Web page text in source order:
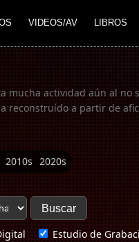
VIDEOS/AV LIBROS
mucha actividad aún al no
reconstruído a partir de
2010s 2020s
Estudio de